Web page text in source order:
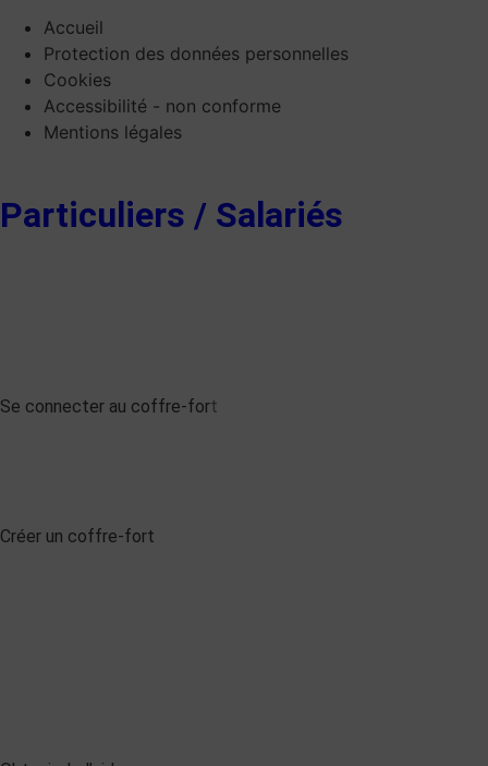
Accueil
Protection des données personnelles
Cookies
Accessibilité - non conforme
Mentions légales
Particuliers / Salariés
Se connecter au coffre-fort
Créer un coffre-fort